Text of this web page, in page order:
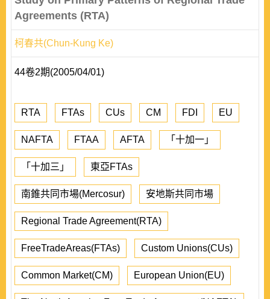
Agreements (RTA)
柯春共(Chun-Kung Ke)
44卷2期(2005/04/01)
RTA FTAs CUs CM FDI EU
NAFTA FTAA AFTA 「十加一」
「十加三」 東亞FTAs
南錐共同市場(Mercosur) 安地斯共同市場
Regional Trade Agreement(RTA)
FreeTradeAreas(FTAs) Custom Unions(CUs)
Common Market(CM) European Union(EU)